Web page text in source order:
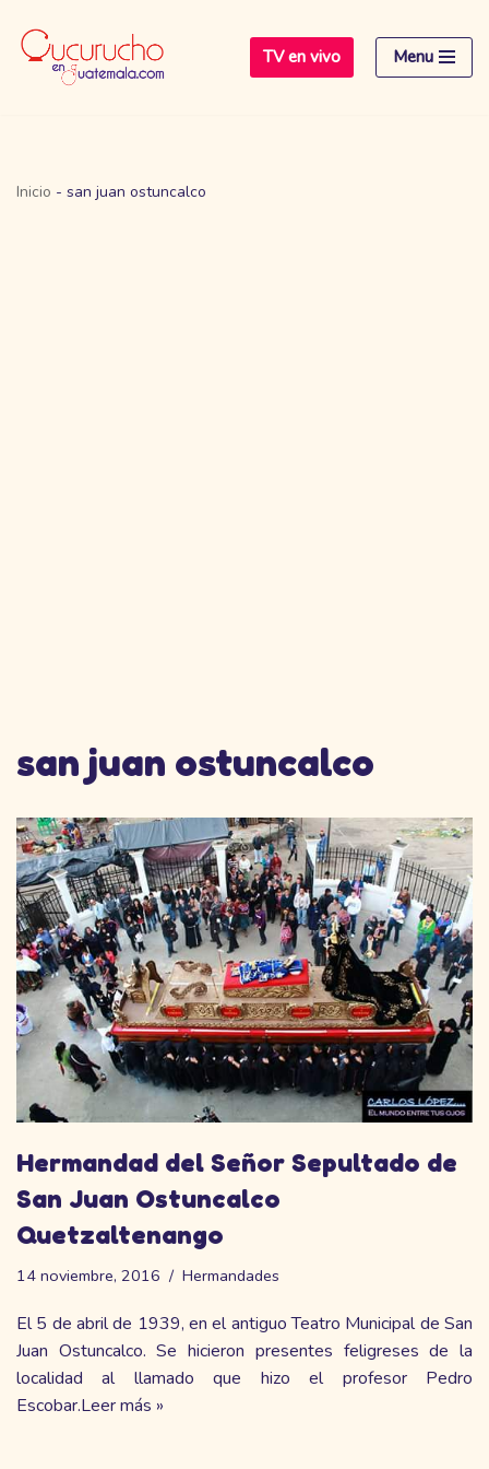
Saltar
TV en vivo Menu
Inicio - san juan ostuncalco
san juan ostuncalco
Hermandad del Señor Sepultado de
San Juan Ostuncalco
Quetzaltenango
14 noviembre, 2016 Hermandades
El 5 de abril de 1939, en el antiguo Teatro Municipal de San
Juan Ostuncalco. Se hicieron presentes feligreses de la
localidad al llamado que hizo el profesor Pedro
Escobar.Leer más »